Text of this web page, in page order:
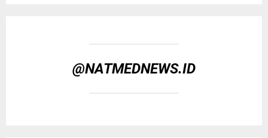
@NATMEDNEWS.ID